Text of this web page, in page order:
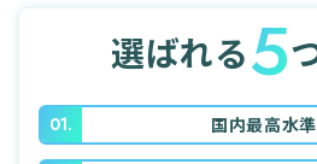
選ばれる5
01. 国内最高水